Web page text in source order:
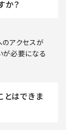
か？
のアクセスが
が必要になる
とはできま